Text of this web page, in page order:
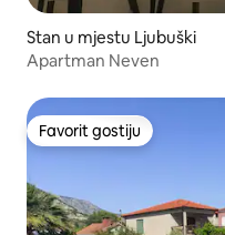
Stan u mjestu Ljubuški
Apartman Neven
Favorit gostiju
Favorit gostiju